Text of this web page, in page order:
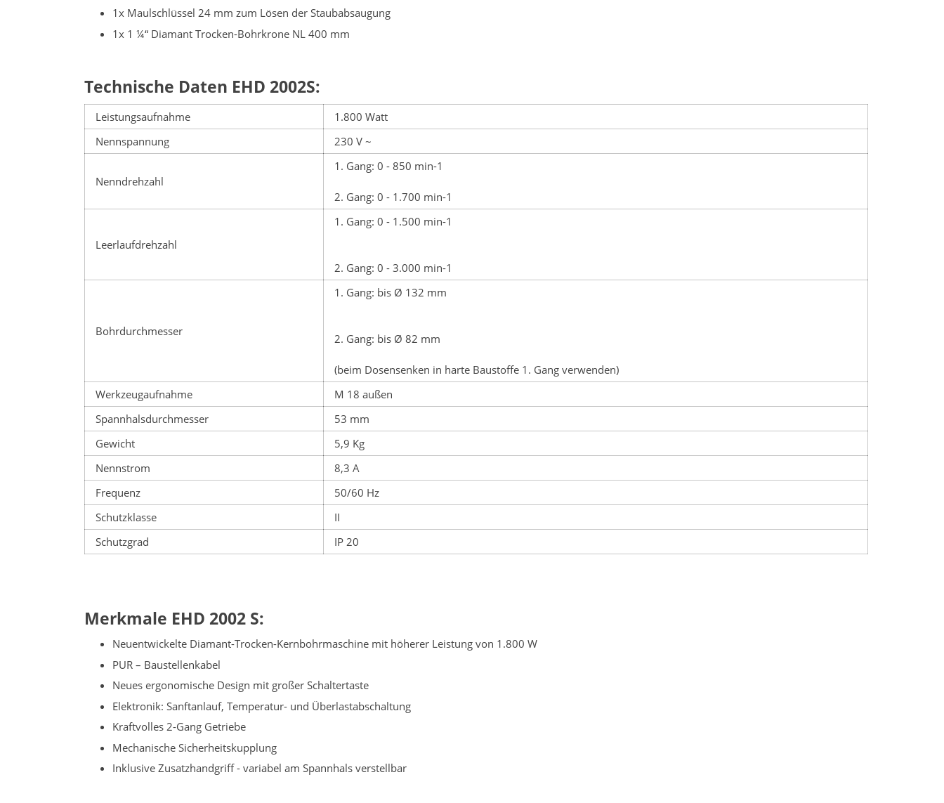
1x Maulschlüssel 24 mm zum Lösen der Staubabsaugung
1x 1 ¼“ Diamant Trocken-Bohrkrone NL 400 mm
Technische Daten EHD 2002S:
Leistungsaufnahme
1.800 Watt
Nennspannung
230 V ~
Nenndrehzahl
1. Gang: 0 - 850 min-1
2. Gang: 0 - 1.700 min-1
Leerlaufdrehzahl
1. Gang: 0 - 1.500 min-1
2. Gang: 0 - 3.000 min-1
Bohrdurchmesser
1. Gang: bis Ø 132 mm
2. Gang: bis Ø 82 mm
(beim Dosensenken in harte Baustoffe 1. Gang verwenden)
Werkzeugaufnahme
M 18 außen
Spannhalsdurchmesser
53 mm
Gewicht
5,9 Kg
Nennstrom
8,3 A
Frequenz
50/60 Hz
Schutzklasse
II
Schutzgrad
IP 20
Merkmale EHD 2002 S:
Neuentwickelte Diamant-Trocken-Kernbohrmaschine mit höherer Leistung von 1.800 W
PUR – Baustellenkabel
Neues ergonomische Design mit großer Schaltertaste
Elektronik: Sanftanlauf, Temperatur- und Überlastabschaltung
Kraftvolles 2-Gang Getriebe
Mechanische Sicherheitskupplung
Inklusive Zusatzhandgriff - variabel am Spannhals verstellbar